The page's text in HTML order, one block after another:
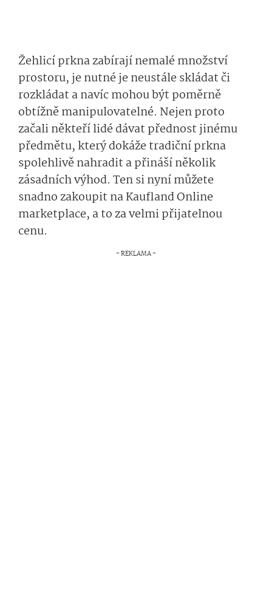
Žehlicí prkna zabírají nemalé množství
prostoru, je nutné je neustále skládat či
rozkládat a navíc mohou být poměrně
obtížně manipulovatelné. Nejen proto
začali někteří lidé dávat přednost jinému
předmětu, který dokáže tradiční prkna
spolehlivě nahradit a přináší několik
zásadních výhod. Ten si nyní můžete
snadno zakoupit na Kaufland Online
marketplace, a to za velmi přijatelnou
cenu.